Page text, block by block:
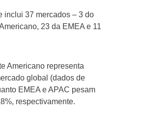
inclui 37 mercados – 3 do
23 da EMEA e 11
Americano representa
global (dados de
EMEA e APAC pesam
respectivamente.